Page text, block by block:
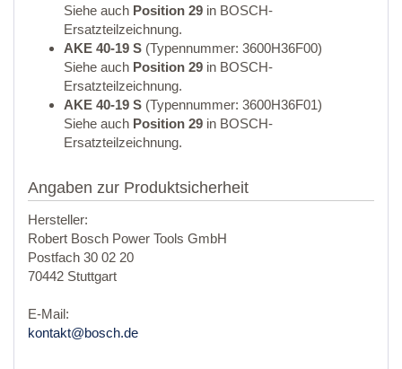
Siehe auch Position 29 in BOSCH-
Ersatzteilzeichnung.
AKE 40-19 S (Typennummer: 3600H36F00)
Siehe auch Position 29 in BOSCH-
Ersatzteilzeichnung.
AKE 40-19 S (Typennummer: 3600H36F01)
Siehe auch Position 29 in BOSCH-
Ersatzteilzeichnung.
Angaben zur Produktsicherheit
Hersteller:
Robert Bosch Power Tools GmbH
Postfach 30 02 20
70442 Stuttgart
E-Mail:
kontakt@bosch.de